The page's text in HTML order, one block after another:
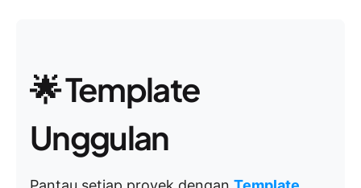
🌟 Template
Unggulan